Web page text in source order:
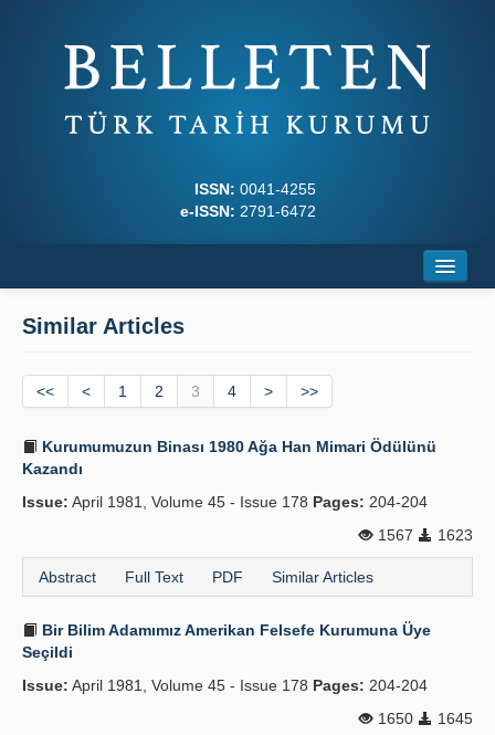
ISSN: 0041-4255
e-ISSN: 2791-6472
Journal Boards
Principles
Guidelines
Similar Articles
<< < 1 2 3 4 > >>
Kurumumuzun Binası 1980 Ağa Han Mimari Ödülünü
Kazandı
Issue: April 1981, Volume 45 - Issue 178 Pages: 204-204
1567
1623
Abstract Full Text PDF Similar Articles
Bir Bilim Adamımız Amerikan Felsefe Kurumuna Üye
Seçildi
Issue: April 1981, Volume 45 - Issue 178 Pages: 204-204
1650
1645